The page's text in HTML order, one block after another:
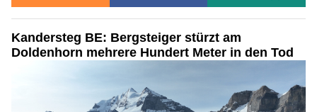
Kandersteg BE: Bergsteiger stürzt am
Doldenhorn mehrere Hundert Meter in den Tod